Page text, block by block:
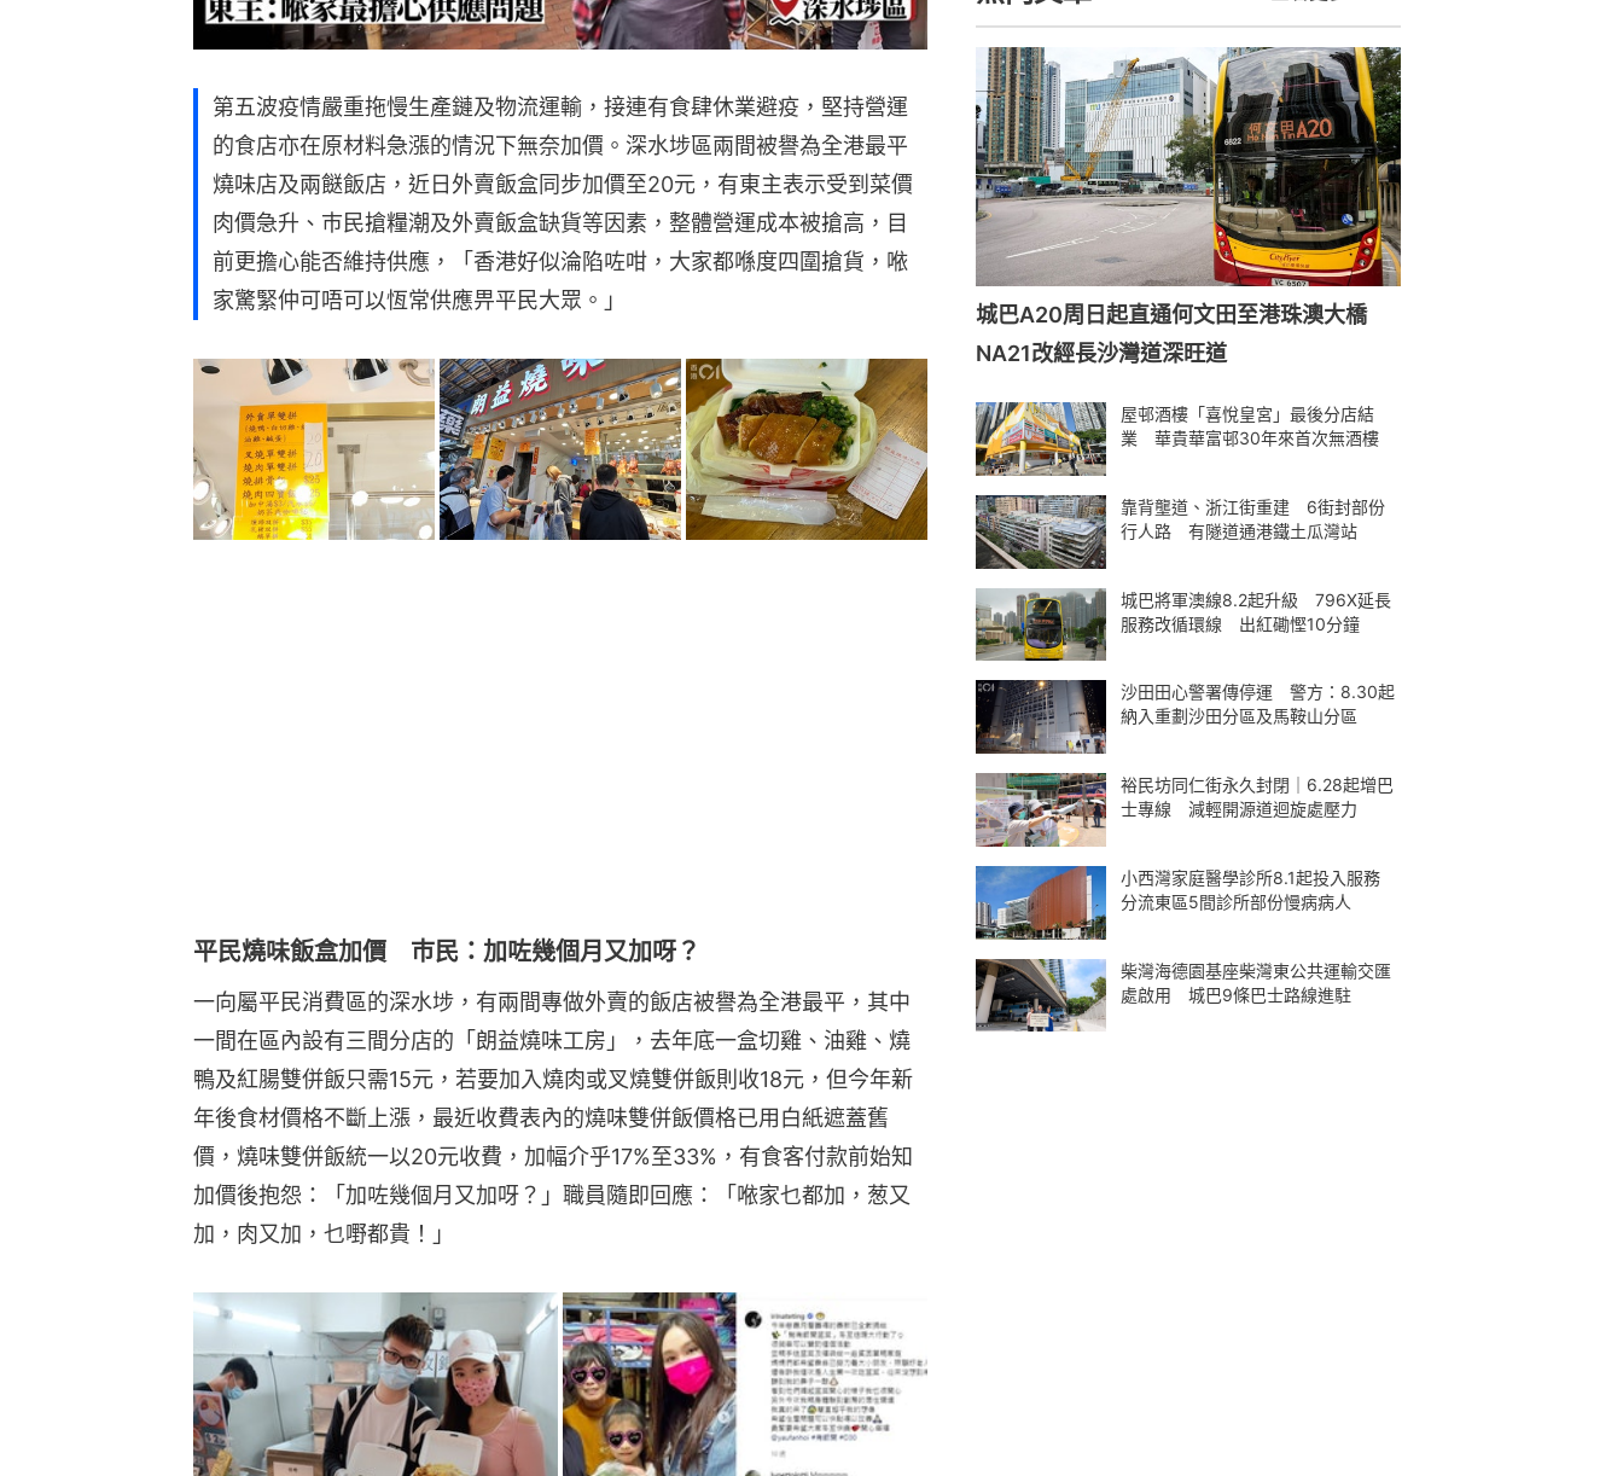
第五波疫情嚴重拖慢生產鏈及物流運輸，接連有食肆休業避疫，堅持營運
的食店亦在原材料急漲的情況下無奈加價。深水埗區兩間被譽為全港最平
燒味店及兩餸飯店，近日外賣飯盒同步加價至20元，有東主表示受到菜價
肉價急升、巿民搶糧潮及外賣飯盒缺貨等因素，整體營運成本被搶高，目
前更擔心能否維持供應，「香港好似淪陷咗咁，大家都喺度四圍搶貨，𠵱
家驚緊仲可唔可以恆常供應畀平民大眾。」
平民燒味飯盒加價 巿民：加咗幾個月又加呀？
一向屬平民消費區的深水埗，有兩間專做外賣的飯店被譽為全港最平，其中
一間在區內設有三間分店的「朗益燒味工房」，去年底一盒切雞、油雞、燒
鴨及紅腸雙併飯只需15元，若要加入燒肉或叉燒雙併飯則收18元，但今年新
年後食材價格不斷上漲，最近收費表內的燒味雙併飯價格已用白紙遮蓋舊
價，燒味雙併飯統一以20元收費，加幅介乎17%至33%，有食客付款前始知
加價後抱怨：「加咗幾個月又加呀？」職員隨即回應：「𠵱家乜都加，葱又
加，肉又加，乜嘢都貴！」
城巴A20周日起直通何文田至港珠澳大橋
NA21改經長沙灣道深旺道
屋邨酒樓「喜悅皇宮」最後分店結
業 華貴華富邨30年來首次無酒樓
靠背壟道、浙江街重建 6街封部份
行人路 有隧道通港鐵土瓜灣站
城巴將軍澳線8.2起升級 796X延長
服務改循環線 出紅磡慳10分鐘
沙田田心警署傳停運 警方：8.30起
納入重劃沙田分區及馬鞍山分區
裕民坊同仁街永久封閉｜6.28起增巴
士專線 減輕開源道迴旋處壓力
小西灣家庭醫學診所8.1起投入服務
分流東區5間診所部份慢病病人
柴灣海德園基座柴灣東公共運輸交匯
處啟用 城巴9條巴士路線進駐